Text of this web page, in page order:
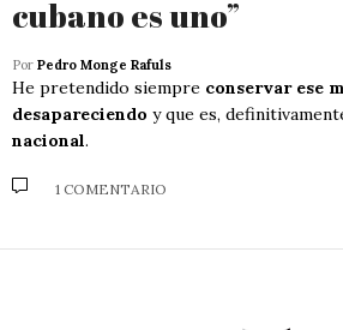
cubano es uno”
Por Pedro Monge Rafuls
He pretendido siempre conservar ese
desapareciendo y que es,
nacional.
1 COMENTARIO